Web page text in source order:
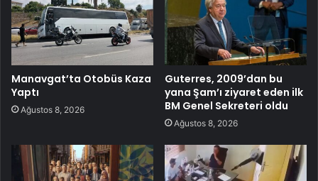
Manavgat’ta Otobüs Kaza
Yaptı
Ağustos 8, 2026
Guterres, 2009’dan bu
yana Şam’ı ziyaret eden ilk
BM Genel Sekreteri oldu
Ağustos 8, 2026